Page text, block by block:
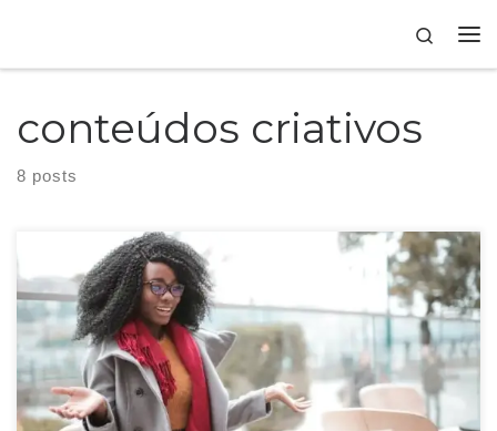
Search
conteúdos criativos
8 posts
Quem busca informações na internet espera que elas sejam completas,
querem que o conteúdo de qualidade encontrado responda às suas questões.